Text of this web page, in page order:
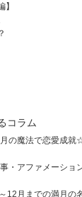
コラム
の魔法で恋愛成
・アファメーショ
12月までの満月の